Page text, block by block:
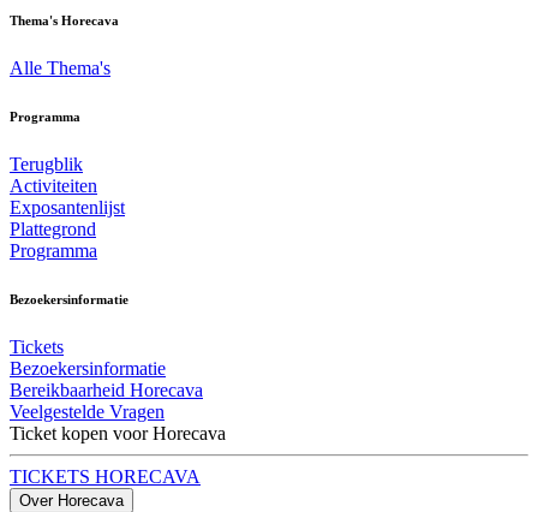
Thema's Horecava
Alle Thema's
Programma
Terugblik
Activiteiten
Exposantenlijst
Plattegrond
Programma
Bezoekersinformatie
Tickets
Bezoekersinformatie
Bereikbaarheid Horecava
Veelgestelde Vragen
Ticket kopen voor Horecava
TICKETS HORECAVA
Over Horecava